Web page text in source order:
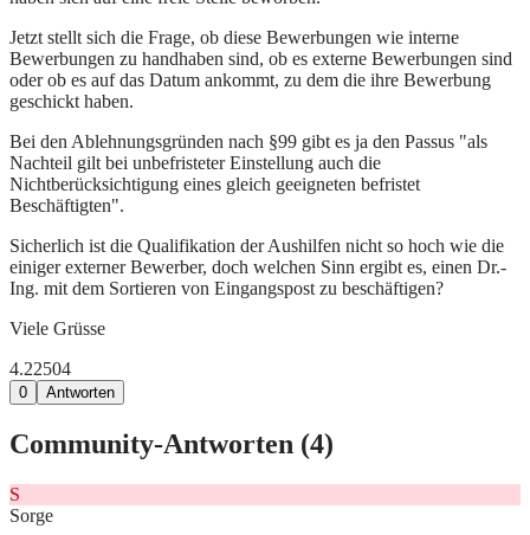
Jetzt stellt sich die Frage, ob diese Bewerbungen wie interne
Bewerbungen zu handhaben sind, ob es externe Bewerbungen sind
oder ob es auf das Datum ankommt, zu dem die ihre Bewerbung
geschickt haben.
Bei den Ablehnungsgründen nach §99 gibt es ja den Passus "als
Nachteil gilt bei unbefristeter Einstellung auch die
Nichtberücksichtigung eines gleich geeigneten befristet
Beschäftigten".
Sicherlich ist die Qualifikation der Aushilfen nicht so hoch wie die
einiger externer Bewerber, doch welchen Sinn ergibt es, einen Dr.-
Ing. mit dem Sortieren von Eingangspost zu beschäftigen?
Viele Grüsse
4.22504
0 Antworten
Community-Antworten (4)
S
Sorge